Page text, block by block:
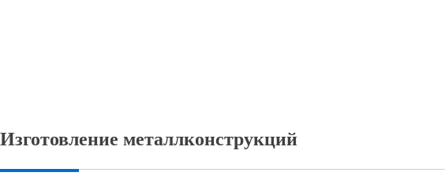
Изготовление металлконструкций